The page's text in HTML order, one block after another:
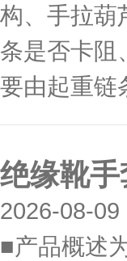
构、手拉葫
条是否卡阻
要由起重链
绝缘靴
2026-08-09
■产品概述